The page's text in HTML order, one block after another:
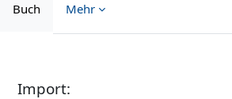
Buch Mehr
Import: